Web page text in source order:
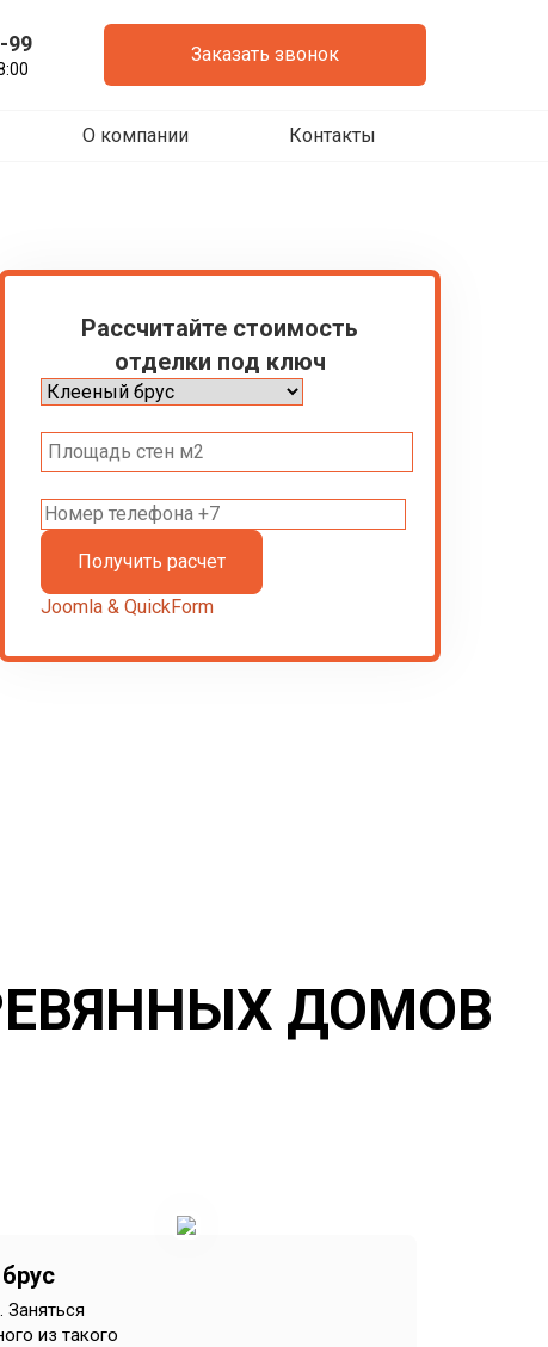
99 Заказать звонок
О компании Контакты
Рассчитайте стоимость
отделки под ключ
Joomla & QuickForm
ДОМОВ
Заняться
из такого